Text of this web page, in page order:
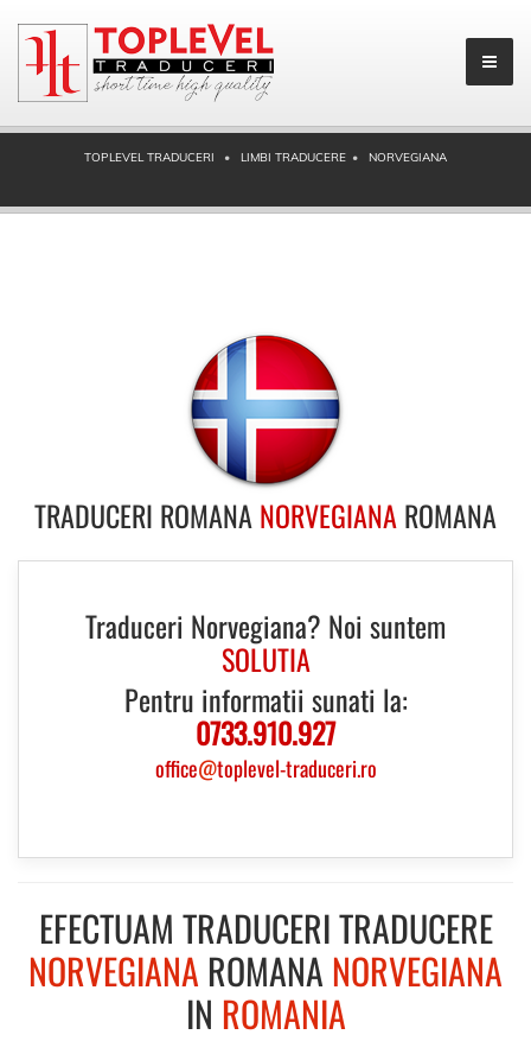
TOPLEVEL TRADUCERI LIMBI TRADUCERE NORVEGIANA
TRADUCERI ROMANA NORVEGIANA ROMANA
Traduceri Norvegiana? Noi suntem
SOLUTIA
Pentru informatii sunati la:
0733.910.927
office@toplevel-traduceri.ro
EFECTUAM TRADUCERI TRADUCERE
NORVEGIANA ROMANA NORVEGIANA
IN ROMANIA